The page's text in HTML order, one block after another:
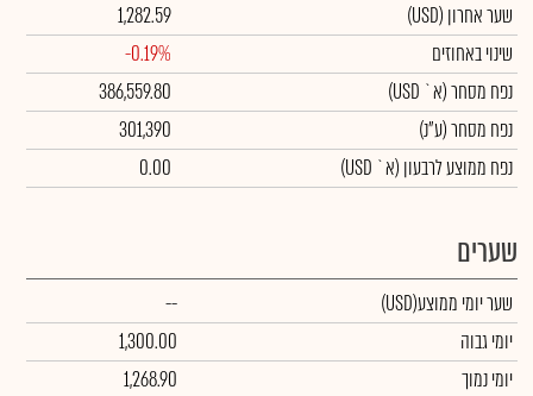
שער אחרון (USD)
1,282.59
שינוי באחוזים
-0.19%
נפח מסחר(א` USD)
386,559.80
נפח מסחר(ע"נ)
301,390
נפח ממוצע לרבעון (א` USD)
0.00
שערים
שער יומי ממוצע(USD)
--
יומי גבוה
1,300.00
יומי נמוך
1,268.90